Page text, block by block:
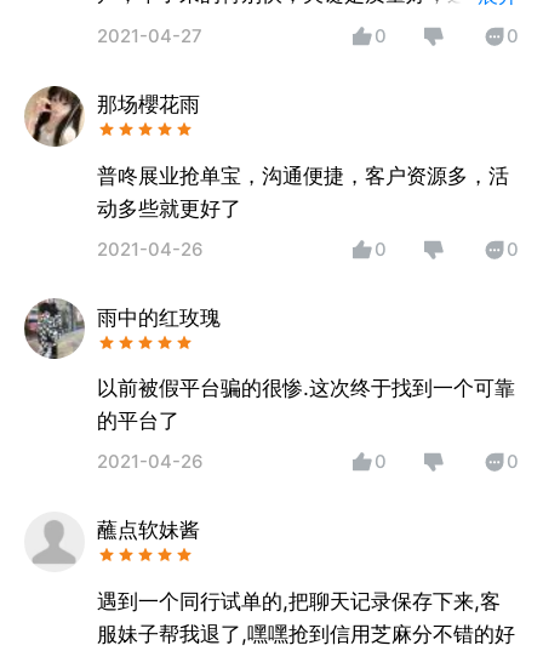
难得。
2021-04-27 0 0
那场櫻花雨
普咚展业抢单宝，沟通便捷，客户资源多，活
动多些就更好了
2021-04-26 0 0
雨中的红玫瑰
以前被假平台骗的很惨.这次终于找到一个可靠
的平台了
2021-04-26 0 0
蘸点软妹酱
遇到一个同行试单的,把聊天记录保存下来,客
服妹子帮我退了,嘿嘿抢到信用芝麻分不错的好